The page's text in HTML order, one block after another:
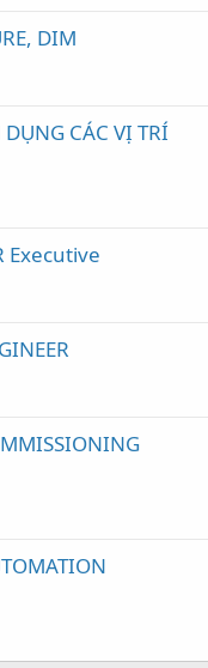
DIM
CÁC VỊ TRÍ
Executive